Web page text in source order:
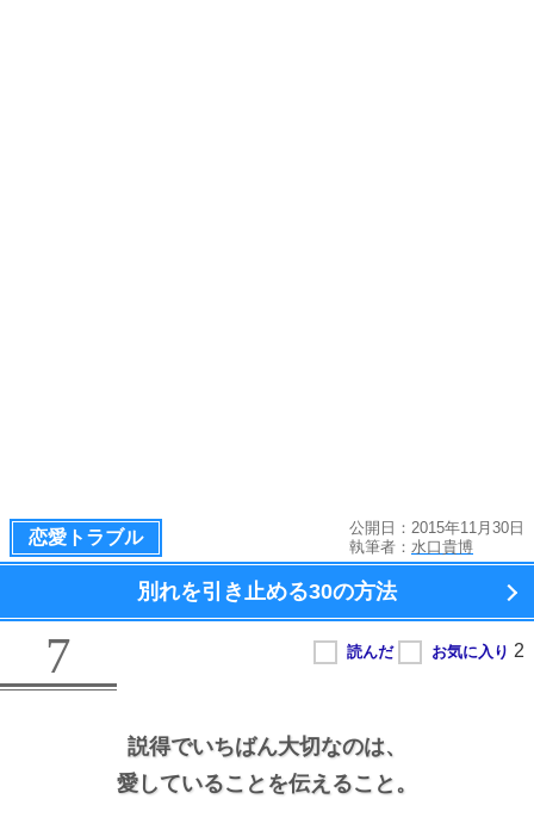
恋愛トラブル
公開日：2015年11月30日
執筆者： 水口貴博
別れを引き止める30の方法
7
説得でいちばん大切なのは、
愛していることを伝えること。